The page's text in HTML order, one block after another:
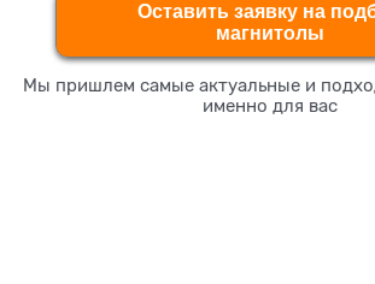
Оставить заявку на
магнитолы
Мы пришлем самые актуальные и
именно для вас